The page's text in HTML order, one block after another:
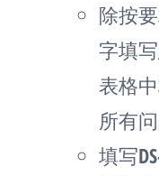
除按
字填
表格
所有
填写